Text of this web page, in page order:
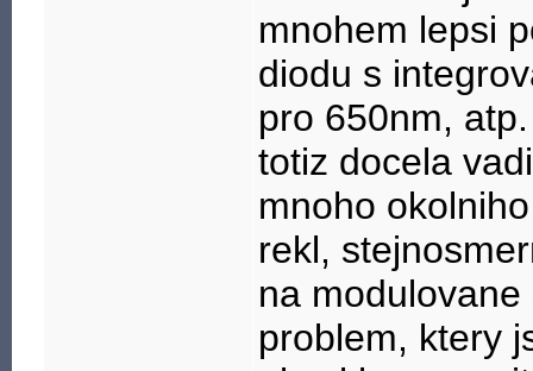
mnohem lepsi
diodu s
pro 650nm,
totiz docela
mnoho
rekl,
na
problem, ktery